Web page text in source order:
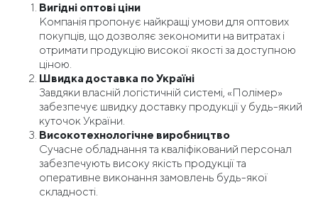
Вигідні оптові ціни
Компанія пропонує найкращі умови для оптових
покупців, що дозволяє зекономити на витратах і
отримати продукцію високої якості за доступною
ціною.
Швидка доставка по Україні
Завдяки власній логістичній системі, «Полімер»
забезпечує швидку доставку продукції у будь-який
куточок України.
Високотехнологічне виробництво
Сучасне обладнання та кваліфікований персонал
забезпечують високу якість продукції та
оперативне виконання замовлень будь-якої
складності.